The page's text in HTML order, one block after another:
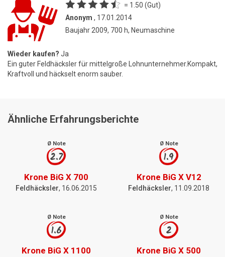
= 1.50 (Gut)
Anonym , 17.01.2014
Baujahr 2009, 700 h, Neumaschine
Wieder kaufen? Ja
Ein guter Feldhäcksler für mittelgroße Lohnunternehmer.Kompakt,
Kraftvoll und häckselt enorm sauber.
Ähnliche Erfahrungsberichte
Ø Note
2.7
Krone BiG X 700
Feldhäcksler, 16.06.2015
Ø Note
1.9
Krone BiG X V12
Feldhäcksler, 11.09.2018
Ø Note
1.6
Krone BiG X 1100
Ø Note
2
Krone BiG X 500